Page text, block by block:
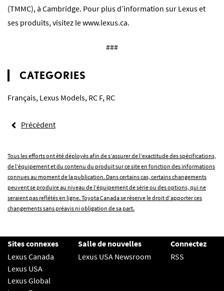
(TMMC), à Cambridge. Pour plus d’information sur Lexus et
ses produits, visitez le www.lexus.ca.
###
CATEGORIES
Français, Lexus Models, RC F, RC
Précédent
Tous les efforts ont été déployés afin de s’assurer de l’exactitude des spécifications,
de l’équipement et du contenu du produit sur ce site en fonction des informations
connues au moment de la publication. Dans certains cas, certains changements
peuvent se produire au niveau de l’équipement de série ou des options, qui ne
seraient pas reflétés en ligne. Toyota Canada se réserve le droit d’apporter ces
changements sans préavis ni obligation de sa part.
Sites connexes
Lexus Canada
Lexus USA
Lexus Global
Salle de nouvelles
Lexus USA Newsroom
Connectez
RSS